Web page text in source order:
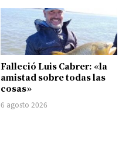
Falleció Luis Cabrer: «la
amistad sobre todas las
cosas»
6 agosto 2026